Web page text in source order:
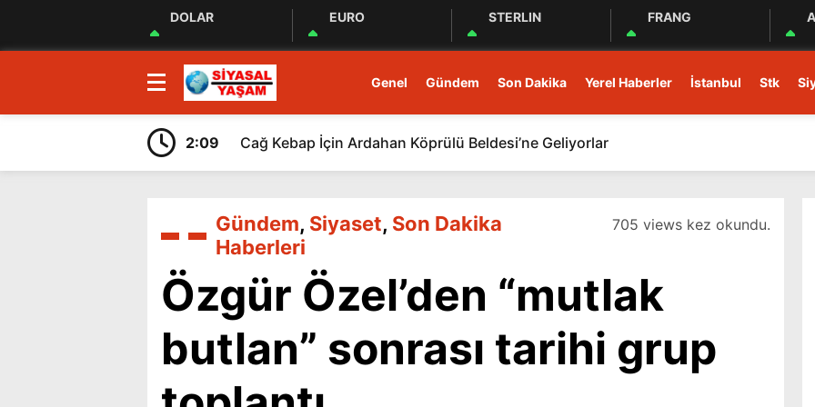
DOLAR EURO STERLIN FRANG
Genel Gündem Son Dakika Yerel Haberler İstanbul Stk
2:09 Cağ Kebap İçin Ardahan Köprülü Beldesi’ne Geliyorlar
Gündem, Siyaset, Son Dakika
Haberleri
705 views kez okundu.
Özgür Özel’den “mutlak
butlan” sonrası tarihi grup